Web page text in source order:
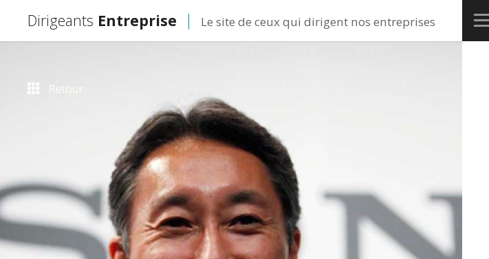
Dirigeants Entreprise Le site de ceux qui dirigent nos entreprises